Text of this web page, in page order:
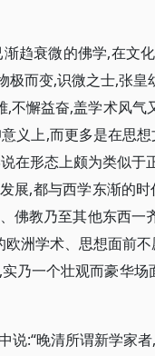
趋衰微的佛学,在文
极而变,识微之士,张
不懈益奋,盖学术风
义上,而更多是在思
在形态上颇为类似
展,都与西学东渐的
佛教乃至其他东西
欧洲学术、思想面前
乃一个壮观而豪华
说:“晚清所谓新学家